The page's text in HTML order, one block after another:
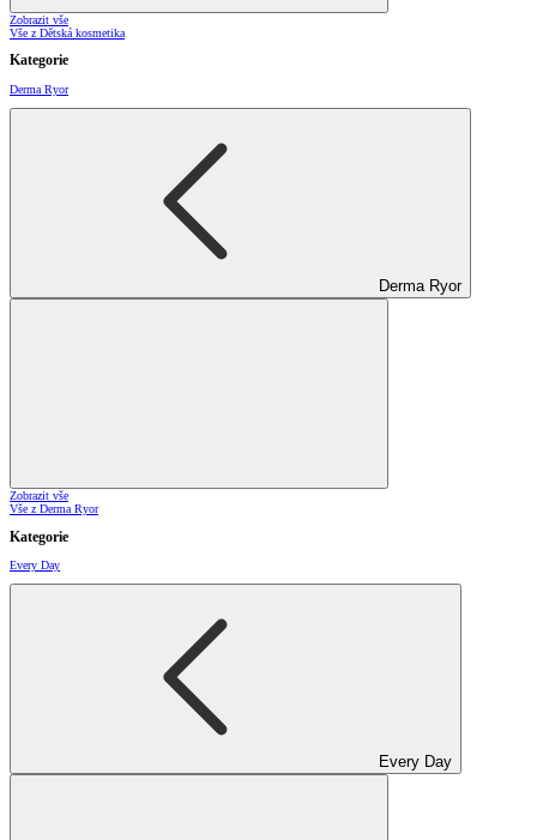
Zobrazit vše
Vše z Dětská kosmetika
Kategorie
Derma Ryor
Derma Ryor
Zobrazit vše
Vše z Derma Ryor
Kategorie
Every Day
Every Day